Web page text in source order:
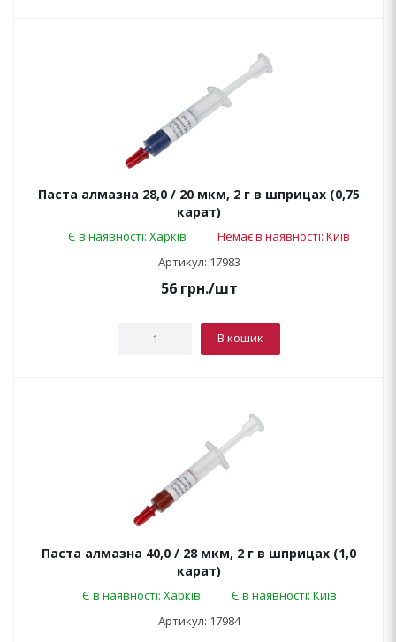
Паста алмазна 28,0 / 20 мкм, 2 г в шприцах (0,75
карат)
Є в наявності: Харків
Немає в наявності: Київ
Артикул: 17983
56грн./шт
В кошик
Паста алмазна 40,0 / 28 мкм, 2 г в шприцах (1,0
карат)
Є в наявності: Харків
Є в наявності: Київ
Артикул: 17984